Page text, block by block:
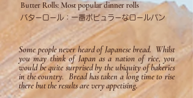
Butter Rolls: Most popular dinner rolls
​バターロール：一番ポピュラーなロールパン
Some people never heard of Japanese bread. Whilst
you may think of Japan as a nation of rice, you
would be quite surprised by the ubiquity of bakeries
in the country. Bread has taken a long time to rise
there but the results are very appetising.